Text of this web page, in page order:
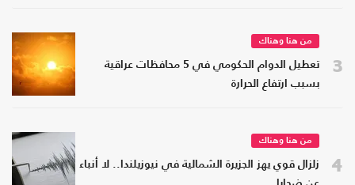
3
من هنا وهناك
تعطيل الدوام الحكومي في 5 محافظات عراقية
بسبب ارتفاع الحرارة
4
من هنا وهناك
زلزال قوي يهز الجزيرة الشمالية في نيوزيلندا.. لا أنباء